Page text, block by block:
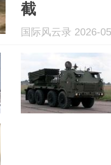
截
国际风云录 2026-